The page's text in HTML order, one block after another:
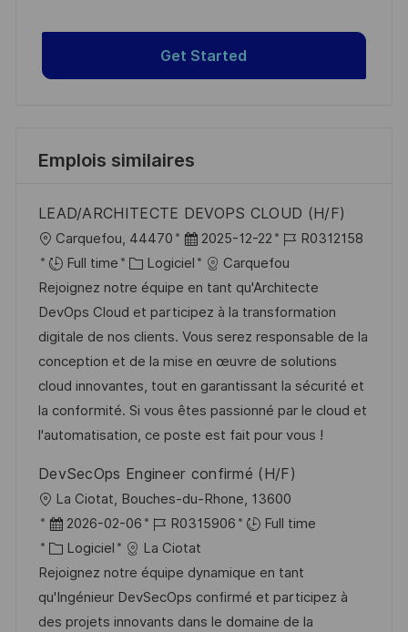
Get Started
Emplois similaires
LEAD/ARCHITECTE DEVOPS CLOUD (H/F)
o
c
a
l
i
s
a
t
o
n
Carquefou, 44470
D
a
t
e
d
’
a
f
f
h
a
g
e
2025-12-22
R
é
f
é
r
e
n
c
e
u
p
o
t
e
R0312158
Full time
C
a
t
é
g
o
r
i
Logiciel
Carquefou
Rejoignez notre équipe en tant qu'Architecte
DevOps Cloud et participez à la transformation
digitale de nos clients. Vous serez responsable de la
conception et de la mise en œuvre de solutions
cloud innovantes, tout en garantissant la sécurité et
la conformité. Si vous êtes passionné par le cloud et
l'automatisation, ce poste est fait pour vous !
DevSecOps Engineer confirmé (H/F)
o
c
a
l
i
La Ciotat, Bouches-du-Rhone, 13600
D
a
t
e
d
2026-02-06
R
é
f
é
r
R0315906
Full time
C
a
t
é
Logiciel
La Ciotat
Rejoignez notre équipe dynamique en tant
qu'Ingénieur DevSecOps confirmé et participez à
des projets innovants dans le domaine de la